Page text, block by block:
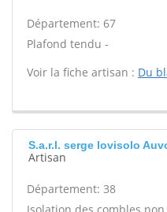
Département: 67
Plafond tendu -
Voir la fiche artisan : Du
S.a.r.l. serge lovisolo
Artisan
Département: 38